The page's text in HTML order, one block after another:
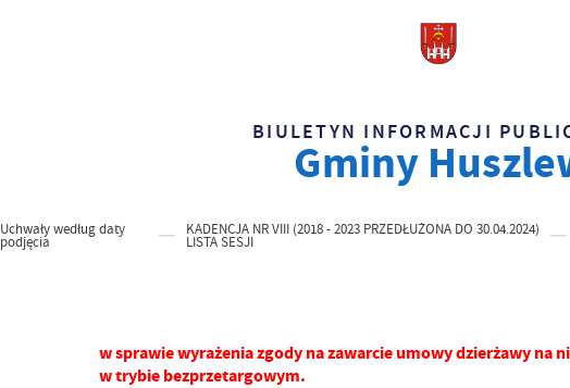
BIULETYN INFORMACJI
Gminy
Uchwały według daty
podjęcia
KADENCJA NR VIII (2018 - 2023 PRZEDŁUŻONA DO 30.04.2024)
LISTA SESJI
w sprawie wyrażenia zgody na zawarcie umowy dzierżawy na
w trybie bezprzetargowym.